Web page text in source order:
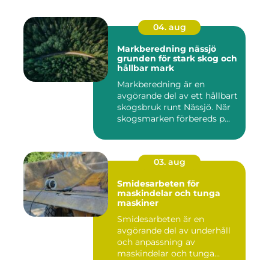
04. aug
Markberedning nässjö
grunden för stark skog och
hållbar mark
Markberedning är en
avgörande del av ett hållbart
skogsbruk runt Nässjö. När
skogsmarken förbereds p...
03. aug
Smidesarbeten för
maskindelar och tunga
maskiner
Smidesarbeten är en
avgörande del av underhåll
och anpassning av
maskindelar och tunga